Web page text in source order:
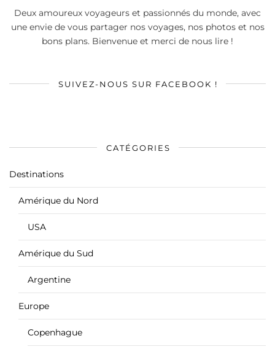
Deux amoureux voyageurs et passionnés du monde, avec
une envie de vous partager nos voyages, nos photos et nos
bons plans. Bienvenue et merci de nous lire !
SUIVEZ-NOUS SUR FACEBOOK !
CATÉGORIES
Destinations
Amérique du Nord
USA
Amérique du Sud
Argentine
Europe
Copenhague